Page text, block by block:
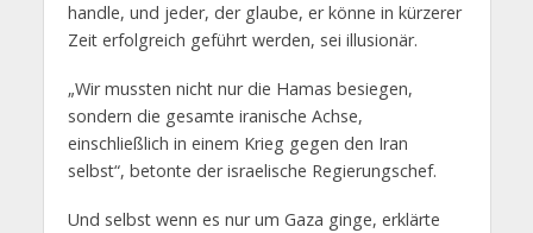
handle, und jeder, der glaube, er könne in kürzerer
Zeit erfolgreich geführt werden, sei illusionär.
„Wir mussten nicht nur die Hamas besiegen,
sondern die gesamte iranische Achse,
einschließlich in einem Krieg gegen den Iran
selbst“, betonte der israelische Regierungschef.
Und selbst wenn es nur um Gaza ginge, erklärte